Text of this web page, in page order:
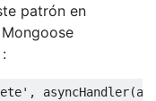
patrón en
:
, asyncHandler(